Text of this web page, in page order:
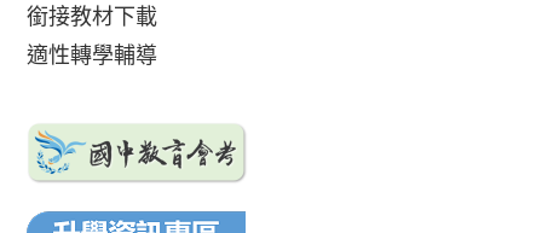
銜接教材下載
適性轉學輔導